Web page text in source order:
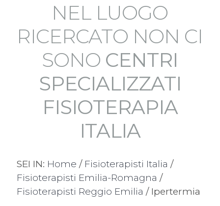
NEL LUOGO
RICERCATO NON CI
SONO CENTRI
SPECIALIZZATI
FISIOTERAPIA
ITALIA
SEI IN: Home / Fisioterapisti Italia /
Fisioterapisti Emilia-Romagna /
Fisioterapisti Reggio Emilia / Ipertermia